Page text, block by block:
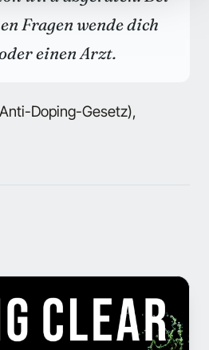
Fragen wende dich
einen Arzt.
Doping-Gesetz),